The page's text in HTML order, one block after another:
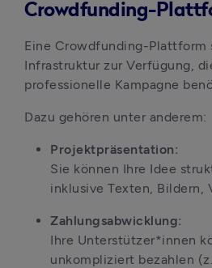
Crowdfunding-
Eine Crowdfunding-Plattform
Infrastruktur zur Verfügung,
professionelle Kampagne
Dazu gehören unter anderem:
Projektpräsentation:
Sie können Ihre Idee
inklusive Texten, Bildern,
Zahlungsabwicklung:
Ihre Unterstützer*innen
unkompliziert bezahlen